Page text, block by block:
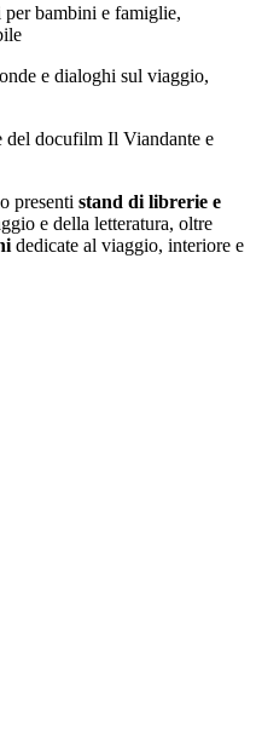
bambini e famiglie,
e dialoghi sul viaggio,
del docufilm Il Viandante e
presenti stand di librerie e
e della letteratura, oltre
dedicate al viaggio, interiore e